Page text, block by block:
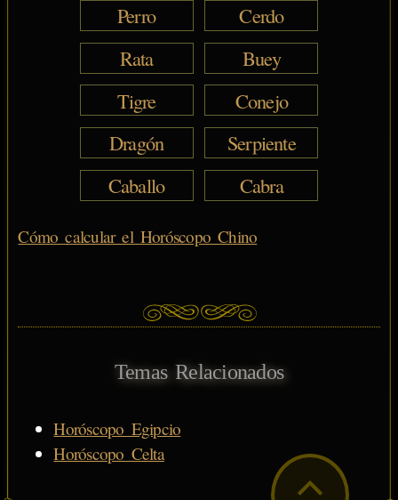
Perro
Cerdo
Rata
Buey
Tigre
Conejo
Dragón
Serpiente
Caballo
Cabra
Cómo calcular el Horóscopo Chino
Temas Relacionados
Horóscopo Egipcio
Horóscopo Celta